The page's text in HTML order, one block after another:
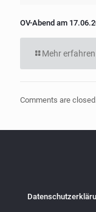
OV-Abend am
Mehr erfahren
Comments are